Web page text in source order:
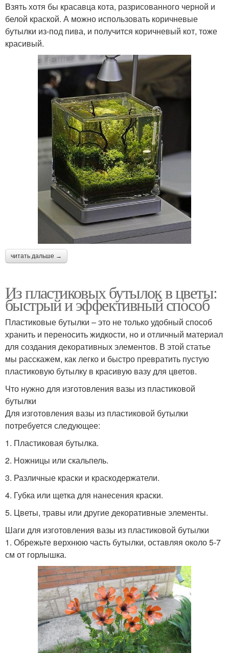
Взять хотя бы красавца кота, разрисованного черной и
белой краской. А можно использовать коричневые
бутылки из-под пива, и получится коричневый кот, тоже
красивый.
читать дальше →
Из пластиковых бутылок в цветы:
быстрый и эффективный способ
Пластиковые бутылки – это не только удобный способ
хранить и переносить жидкости, но и отличный материал
для создания декоративных элементов. В этой статье
мы расскажем, как легко и быстро превратить пустую
пластиковую бутылку в красивую вазу для цветов.
Что нужно для изготовления вазы из пластиковой
бутылки
Для изготовления вазы из пластиковой бутылки
потребуется следующее:
1. Пластиковая бутылка.
2. Ножницы или скальпель.
3. Различные краски и краскодержатели.
4. Губка или щетка для нанесения краски.
5. Цветы, травы или другие декоративные элементы.
Шаги для изготовления вазы из пластиковой бутылки
1. Обрежьте верхнюю часть бутылки, оставляя около 5-7
см от горлышка.